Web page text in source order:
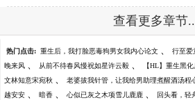
查看更多章节
热门点击: 重生后，我打脸恶毒狗男女我内心论文 、 行至爱
晚来风 、 从前不待春风慢祝如星许云毅 、 【HL】重生黑
文林知意宋宛秋 、 老婆拔我针管，让我给男助理煮醒酒汤程
越安安 、 暗香 、 心似已灰之木项雪儿鹿鹿 、 回头看，轻